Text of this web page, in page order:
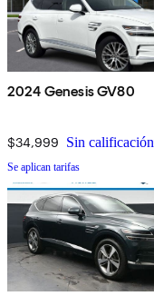
2024 Genesis GV80
$34,999 Sin calificación
Se aplican tarifas